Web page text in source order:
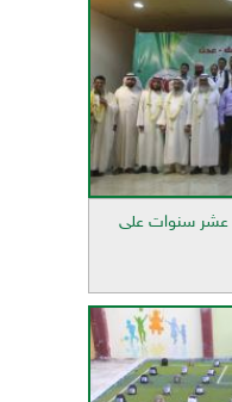
عشر سنوات على